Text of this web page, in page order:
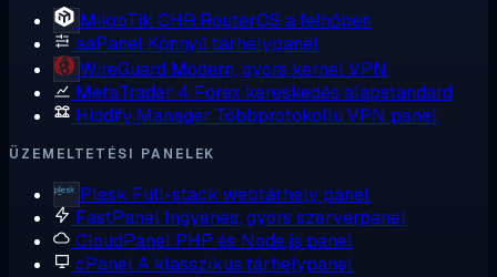
MikroTik CHR RouterOS a felhőben
aaPanel Könnyű tárhelypanel
WireGuard Modern, gyors kernel VPN
MetaTrader 4 Forex kereskedés alapstandard
Hiddify Manager Többprotokollú VPN panel
ÜZEMELTETÉSI PANELEK
Plesk Full-stack webtárhely panel
FastPanel Ingyenes, gyors szerverpanel
CloudPanel PHP és Node.js panel
cPanelA klasszikus tárhelypanel